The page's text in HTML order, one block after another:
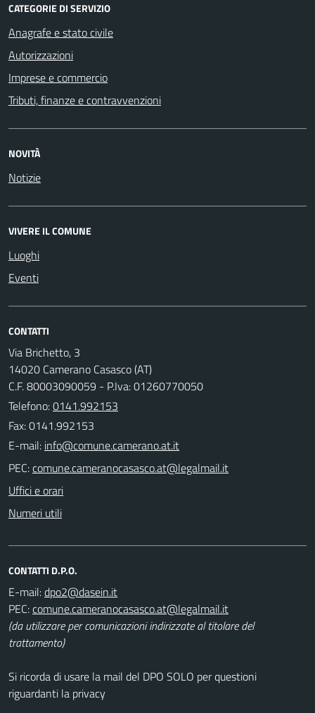
CATEGORIE DI SERVIZIO
Anagrafe e stato civile
Autorizzazioni
Imprese e commercio
Tributi, finanze e contravvenzioni
NOVITÀ
Notizie
VIVERE IL COMUNE
Luoghi
Eventi
CONTATTI
Via Brichetto, 3
14020 Camerano Casasco (AT)
C.F. 80003090059 - P.Iva: 01260770050
Telefono:0141.992153
Fax: 0141.992153
E-mail:
PEC:
Uffici e orari
Numeri utili
CONTATTI D.P.O.
E-mail:
PEC:
(da utilizzare per comunicazioni indirizzate al titolare del
trattamento)
Si ricorda di usare la mail del DPO SOLO per questioni
riguardanti la privacy